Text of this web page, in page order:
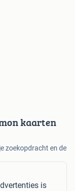
kaarten
zoekopdracht en de
is